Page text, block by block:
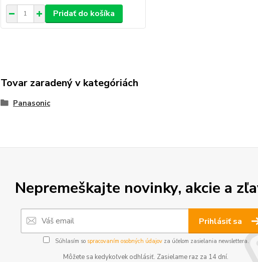
Pridať do košíka
Tovar zaradený v kategóriách
Panasonic
Nepremeškajte novinky, akcie a
Prihlásiť sa
Súhlasím so spracovaním osobných údajovza účelom zasielania newslettera.
Môžete sa kedykoľvek odhlásiť. Zasielame raz za 14 dní.